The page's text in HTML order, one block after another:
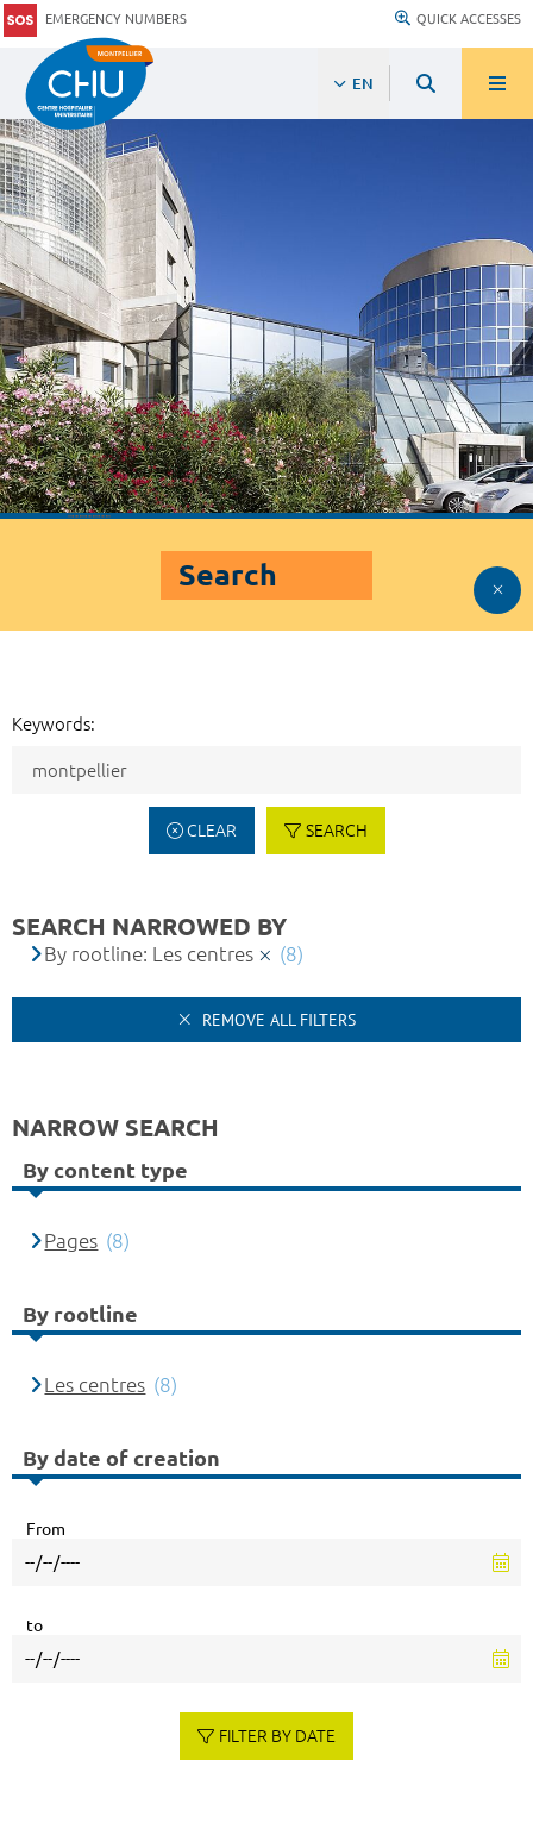
EMERGENCY NUMBERS QUICK ACCESSES
EN
Search
Keywords:
CLEAR SEARCH
SEARCH NARROWED BY
By rootline: Les centres (8)
REMOVE ALL FILTERS
NARROW SEARCH
By content type
Pages (8)
By rootline
Les centres (8)
By date of creation
From
to
FILTER BY DATE